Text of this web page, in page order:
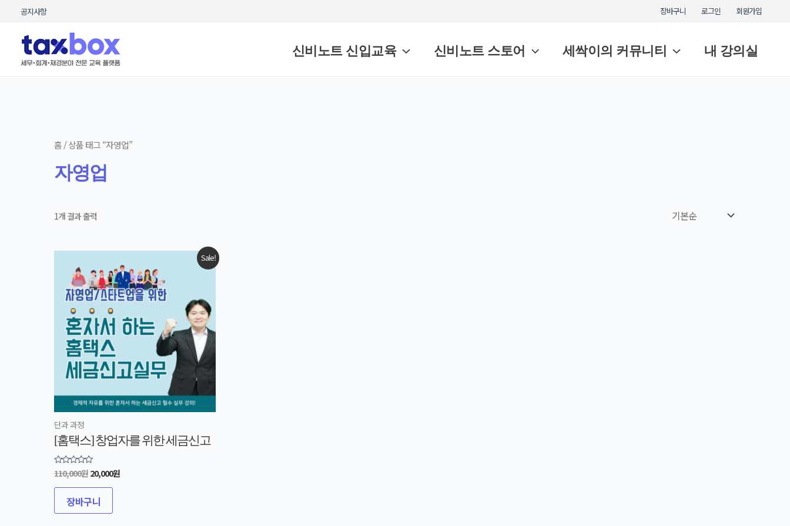
콘텐츠로공지사항 장바구니 로그인 회원가입
신비노트 신입교육 신비노트 스토어 세싹이의 커뮤니티 내 강의실
홈/ 상품 태그 “자영업”
자영업
1개 결과 출력
Sale!
단과 과정
[홈택스] 창업자를 위한 세금신고
5
중에서
0
평가됨
110,000원
원래
110,000원.
20,000원
현재
가격:
20,000원.
장바구니